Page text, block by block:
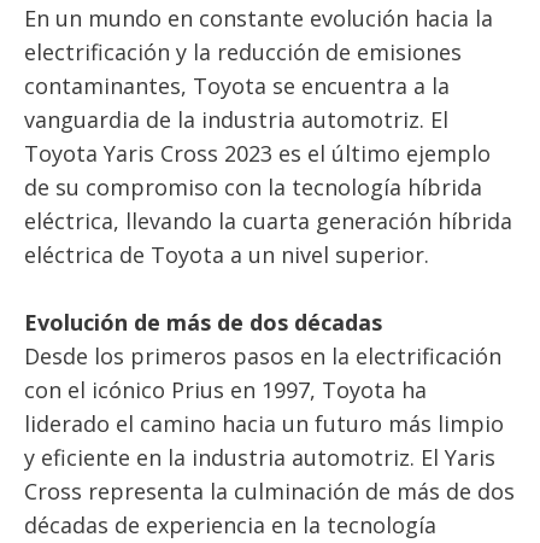
En un mundo en constante evolución hacia la
electrificación y la reducción de emisiones
contaminantes, Toyota se encuentra a la
vanguardia de la industria automotriz. El
Toyota Yaris Cross 2023 es el último ejemplo
de su compromiso con la tecnología híbrida
eléctrica, llevando la cuarta generación híbrida
eléctrica de Toyota a un nivel superior.
Evolución de más de dos décadas
Desde los primeros pasos en la electrificación
con el icónico Prius en 1997, Toyota ha
liderado el camino hacia un futuro más limpio
y eficiente en la industria automotriz. El Yaris
Cross representa la culminación de más de dos
décadas de experiencia en la tecnología